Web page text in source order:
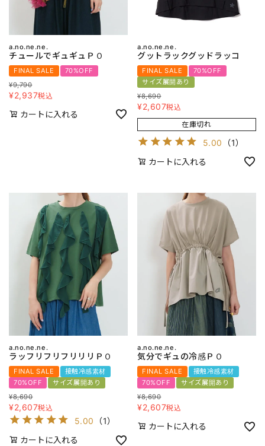
a.no.ne.ne.
チュールでギュギュＰＯ
FINAL SALE
70%OFF
¥9,790
¥2,937税込
カートに入れる
a.no.ne.ne.
グットラックグッドラッコ
FINAL SALE
70%OFF
サイズ展開あり
¥8,690
¥2,607税込
在庫切れ
5.00 （1）
カートに入れる
a.no.ne.ne.
ラッフリフリフリリリＰＯ
FINAL SALE
接触冷感素材
70%OFF
サイズ展開あり
¥8,690
¥2,607税込
5.00 （1）
カートに入れる
a.no.ne.ne.
気分でギュの冷感ＰＯ
FINAL SALE
接触冷感素材
70%OFF
サイズ展開あり
¥8,690
¥2,607税込
カートに入れる